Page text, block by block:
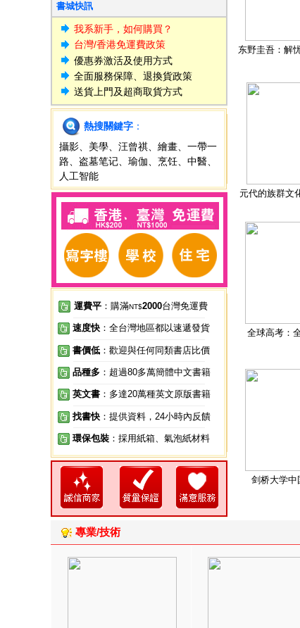
書城快訊
我系新手，如何購買？
台灣/香港免運費政策
優惠券激活及使用方式
全面服務保障、退換貨政策
送貨上門及超商取貨方式
熱搜關鍵字 ：
攝影
美學 汪曾祺 繪畫
一帶一
路
盗墓笔记 瑜伽 烹饪 中醫
人工智能
運費平 ：購滿NT$2000台灣免運費
速度快 ：全台灣地區都以速遞發貨
書價低 ：歡迎與任何同類書店比價
品種多 ：超過80多萬簡體中文書籍
英文書 ：多達20萬種英文原版書籍
找書快 ：提供資料，24小時內反饋
環保包裝 ：採用紙箱、氣泡紙材料
东野圭吾：解
元代的族群文
全球高考：
剑桥大学中
專業/技術